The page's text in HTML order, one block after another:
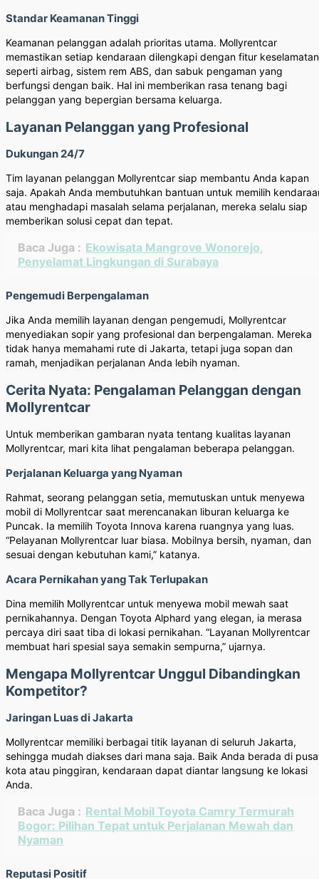
Standar Keamanan Tinggi
Keamanan pelanggan adalah prioritas utama. Mollyrentcar
memastikan setiap kendaraan dilengkapi dengan fitur
seperti airbag, sistem rem ABS, dan sabuk pengaman yang
berfungsi dengan baik. Hal ini memberikan rasa tenang bagi
pelanggan yang bepergian bersama keluarga.
Layanan Pelanggan yang Profesional
Dukungan 24/7
Tim layanan pelanggan Mollyrentcar siap membantu Anda kapan
saja. Apakah Anda membutuhkan bantuan untuk memilih
atau menghadapi masalah selama perjalanan, mereka selalu siap
memberikan solusi cepat dan tepat.
Baca Juga : Ekowisata Mangrove Wonorejo,
Penyelamat Lingkungan di Surabaya
Pengemudi Berpengalaman
Jika Anda memilih layanan dengan pengemudi, Mollyrentcar
menyediakan sopir yang profesional dan berpengalaman. Mereka
tidak hanya memahami rute di Jakarta, tetapi juga sopan dan
ramah, menjadikan perjalanan Anda lebih nyaman.
Cerita Nyata: Pengalaman Pelanggan dengan
Mollyrentcar
Untuk memberikan gambaran nyata tentang kualitas layanan
Mollyrentcar, mari kita lihat pengalaman beberapa pelanggan.
Perjalanan Keluarga yang Nyaman
Rahmat, seorang pelanggan setia, memutuskan untuk menyewa
mobil di Mollyrentcar saat merencanakan liburan keluarga ke
Puncak. Ia memilih Toyota Innova karena ruangnya yang luas.
“Pelayanan Mollyrentcar luar biasa. Mobilnya bersih, nyaman, dan
sesuai dengan kebutuhan kami,” katanya.
Acara Pernikahan yang Tak Terlupakan
Dina memilih Mollyrentcar untuk menyewa mobil mewah saat
pernikahannya. Dengan Toyota Alphard yang elegan, ia merasa
percaya diri saat tiba di lokasi pernikahan. “Layanan Mollyrentcar
membuat hari spesial saya semakin sempurna,” ujarnya.
Mengapa Mollyrentcar Unggul Dibandingkan
Kompetitor?
Jaringan Luas di Jakarta
Mollyrentcar memiliki berbagai titik layanan di seluruh Jakarta,
sehingga mudah diakses dari mana saja. Baik Anda berada di
kota atau pinggiran, kendaraan dapat diantar langsung ke lokasi
Anda.
Baca Juga : Rental Mobil Toyota Camry Termurah
Bogor: Pilihan Tepat untuk Perjalanan Mewah dan
Nyaman
Reputasi Positif